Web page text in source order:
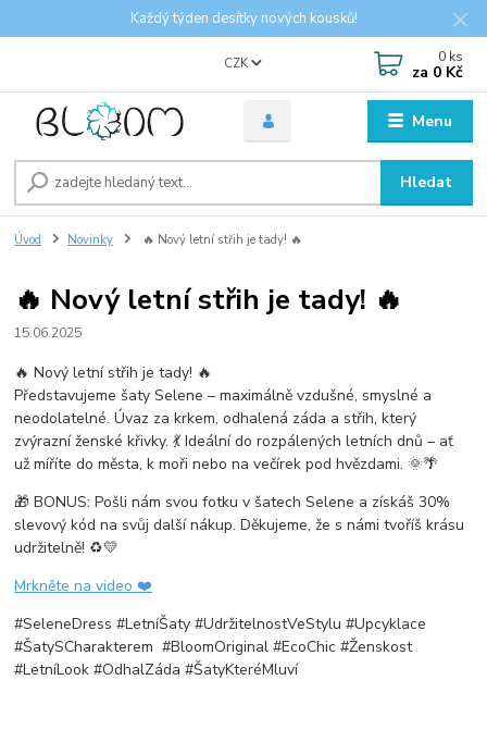
Každý týden desítky nových kousků!
Menu
CZK
Hledat
0 ks
za 0 Kč
Úvod Novinky 🔥 Nový letní střih je tady! 🔥
🔥 Nový letní střih je tady! 🔥
15.06.2025
🔥 Nový letní střih je tady! 🔥
Představujeme šaty Selene – maximálně vzdušné, smyslné a
neodolatelné. Úvaz za krkem, odhalená záda a střih, který
zvýrazní ženské křivky. 💃 Ideální do rozpálených letních dnů – ať
už míříte do města, k moři nebo na večírek pod hvězdami. 🌞🌴
🎁 BONUS: Pošli nám svou fotku v šatech Selene a získáš 30%
slevový kód na svůj další nákup. Děkujeme, že s námi tvoříš krásu
udržitelně! ♻️💛
Mrkněte na video ❤️
#SeleneDress #LetníŠaty #UdržitelnostVeStylu #Upcyklace
#ŠatySCharakterem #BloomOriginal #EcoChic #Ženskost
#LetníLook #OdhalZáda #ŠatyKteréMluví